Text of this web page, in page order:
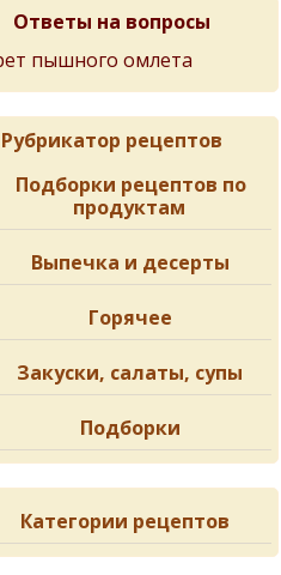
Ответы на вопросы
пышного омлета
Рубрикатор рецептов
Подборки рецептов по
продуктам
Выпечка и десерты
Горячее
Закуски, салаты, супы
Подборки
Категории рецептов